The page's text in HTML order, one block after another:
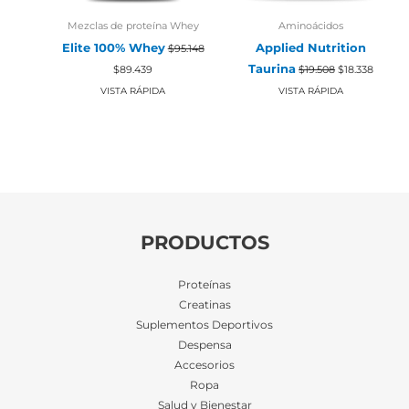
Mezclas de proteína Whey
Elite 100% Whey $95.148
El
precio
original
$89.439
actual
VISTA RÁPIDA
Aminoácidos
Applied Nutrition
Taurina $19.508 El
precio
original
$18.338
VISTA RÁPIDA
PRODUCTOS
Proteínas
Creatinas
Suplementos Deportivos
Despensa
Accesorios
Ropa
Salud y Bienestar